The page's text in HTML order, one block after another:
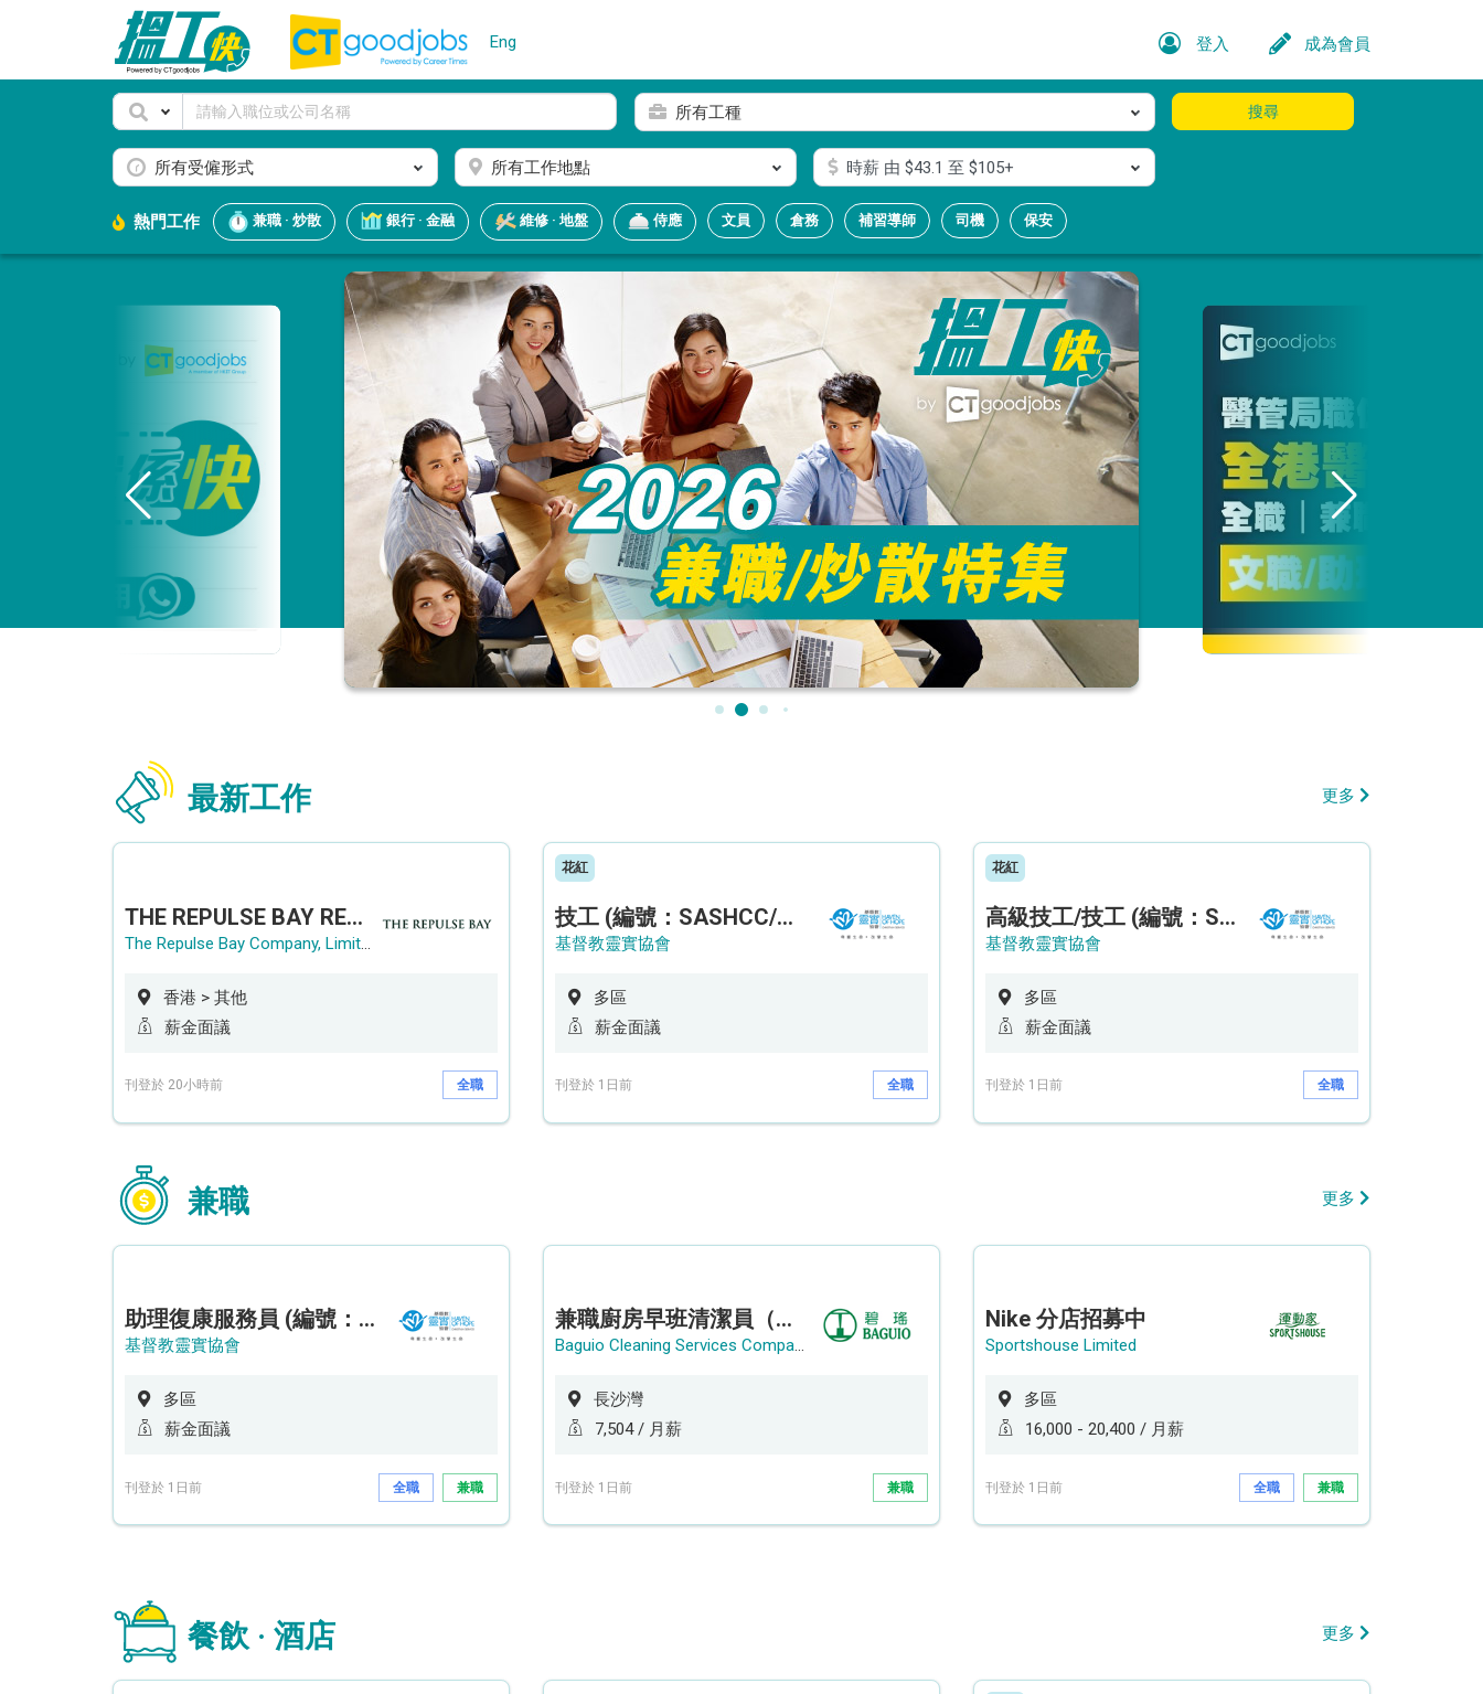
Eng 登入 成為會員
所有工種
所有受僱形式 所有工作地點 時薪由 $43.1 至 $105+
搜尋
熱門工作 兼職 · 炒散 銀行 · 金融 維修 · 地盤 侍應 文員 倉務 補習導師 司機 保安
最新工作 更多
THE REPULSE BAY RECRUITMENT DAY 淺水灣影灣園人才招聘會
The Repulse Bay Company, Limited
香港 > 其他
薪金面議
刊登於 20小時前 全職
花紅
技工 (編號：SASHCC/A/CTE)
基督教靈實協會
多區
薪金面議
刊登於 1日前 全職
花紅
高級技工/技工 (編號：SSO/FM/A/CTE)
基督教靈實協會
多區
薪金面議
刊登於 1日前 全職
兼職 更多
助理復康服務員 (編號：RSD/ARSW/CTE)
基督教靈實協會
多區
薪金面議
刊登於 1日前 全職 兼職
兼職廚房早班清潔員（長沙灣）
Baguio Cleaning Services Company Limited
長沙灣
7,504 / 月薪
刊登於 1日前 兼職
Nike 分店招募中
Sportshouse Limited
多區
16,000 - 20,400 / 月薪
刊登於 1日前 全職 兼職
餐飲 · 酒店 更多